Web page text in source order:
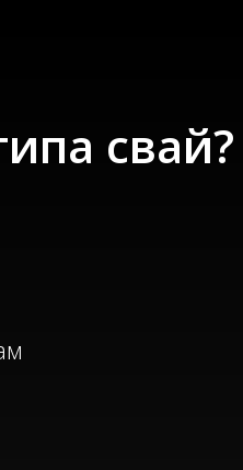
свай?